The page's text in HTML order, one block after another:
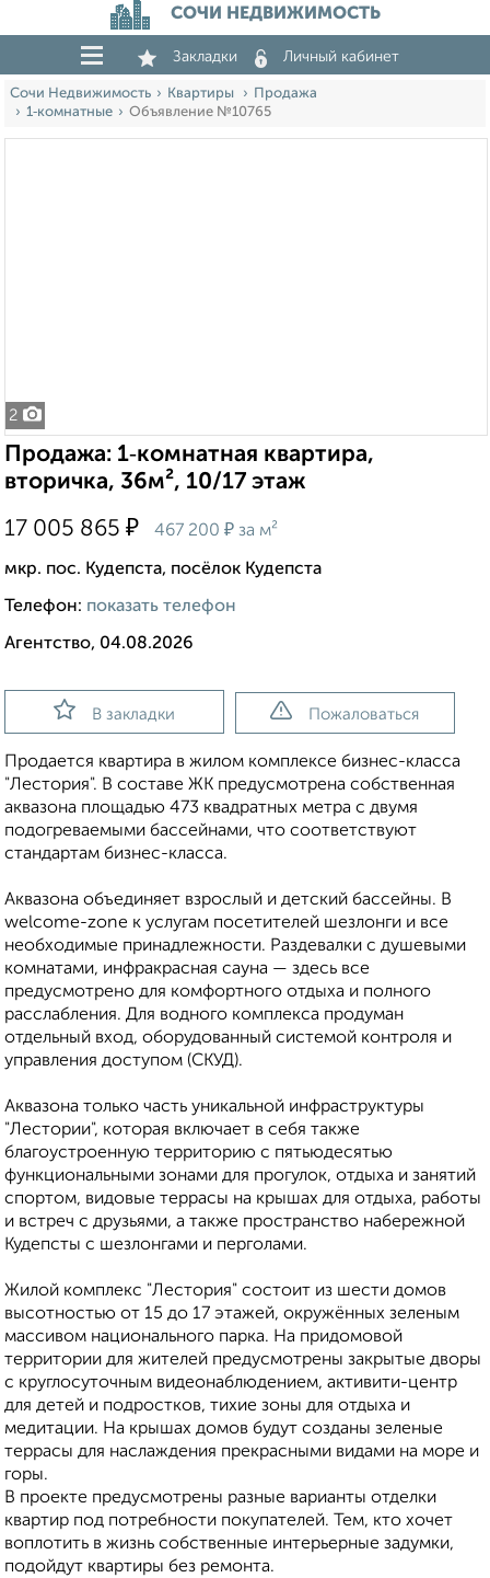
СОЧИ НЕДВИЖИМОСТЬ
Закладки Личный кабинет
Сочи Недвижимость Квартиры
Продажа
1‑комнатные
Объявление №10765
2
Продажа: 1‑комнатная квартира,
вторичка, 36м², 10/17 этаж
17 005 865 ₽ 467 200 ₽ за м²
мкр. пос. Кудепста, посёлок Кудепста
Телефон: показать телефон
Агентство, 04.08.2026
В закладки Пожаловаться
Продается квартира в жилом комплексе бизнес-класса
"Лестория". В составе ЖК предусмотрена собственная
аквазона площадью 473 квадратных метра с двумя
подогреваемыми бассейнами, что соответствуют
стандартам бизнес-класса.
Аквазона объединяет взрослый и детский бассейны. В
welcome-zone к услугам посетителей шезлонги и все
необходимые принадлежности. Раздевалки с душевыми
комнатами, инфракрасная сауна — здесь все
предусмотрено для комфортного отдыха и полного
расслабления. Для водного комплекса продуман
отдельный вход, оборудованный системой контроля и
управления доступом (СКУД).
Аквазона только часть уникальной инфраструктуры
"Лестории", которая включает в себя также
благоустроенную территорию с пятьюдесятью
функциональными зонами для прогулок, отдыха и занятий
спортом, видовые террасы на крышах для отдыха, работы
и встреч с друзьями, а также пространство набережной
Кудепсты с шезлонгами и перголами.
Жилой комплекс "Лестория" состоит из шести домов
высотностью от 15 до 17 этажей, окружённых зеленым
массивом национального парка. На придомовой
территории для жителей предусмотрены закрытые дворы
с круглосуточным видеонаблюдением, активити-центр
для детей и подростков, тихие зоны для отдыха и
медитации. На крышах домов будут созданы зеленые
террасы для наслаждения прекрасными видами на море и
горы.
В проекте предусмотрены разные варианты отделки
квартир под потребности покупателей. Тем, кто хочет
воплотить в жизнь собственные интерьерные задумки,
подойдут квартиры без ремонта.